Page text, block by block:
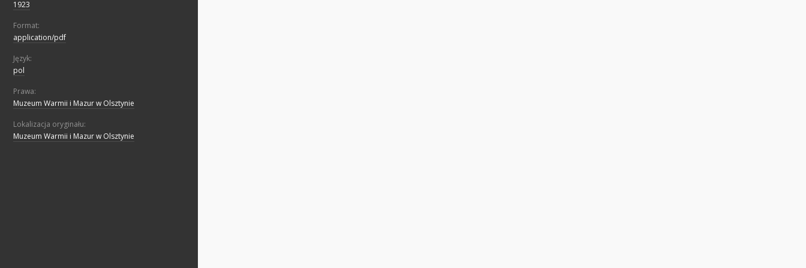
1923
Format:
application/pdf
Język:
pol
Prawa:
Muzeum Warmii i Mazur w Olsztynie
Lokalizacja oryginału:
Muzeum Warmii i Mazur w Olsztynie